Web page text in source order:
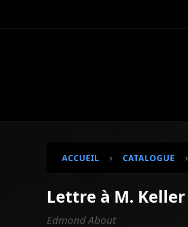
ACCUEIL › CATALOGUE ›
Lettre à M. Keller
Edmond About